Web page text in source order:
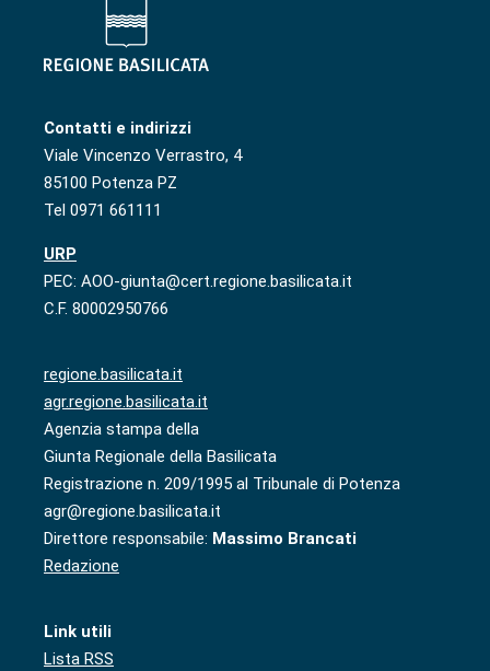
Contatti e indirizzi
Viale Vincenzo Verrastro, 4
85100 Potenza PZ
Tel 0971 661111
URP
PEC: AOO-giunta@cert.regione.basilicata.it
C.F. 80002950766
regione.basilicata.it
agr.regione.basilicata.it
Agenzia stampa della
Giunta Regionale della Basilicata
Registrazione n. 209/1995 al Tribunale di Potenza
agr@regione.basilicata.it
Direttore responsabile: Massimo Brancati
Redazione
Link utili
Lista RSS